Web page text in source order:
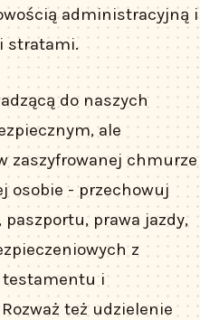
administracyjną i
stratami.
do naszych
ale
zaszyfrowanej chmurze
osobie - przechowuj
prawa jazdy,
z
i
też udzielenie